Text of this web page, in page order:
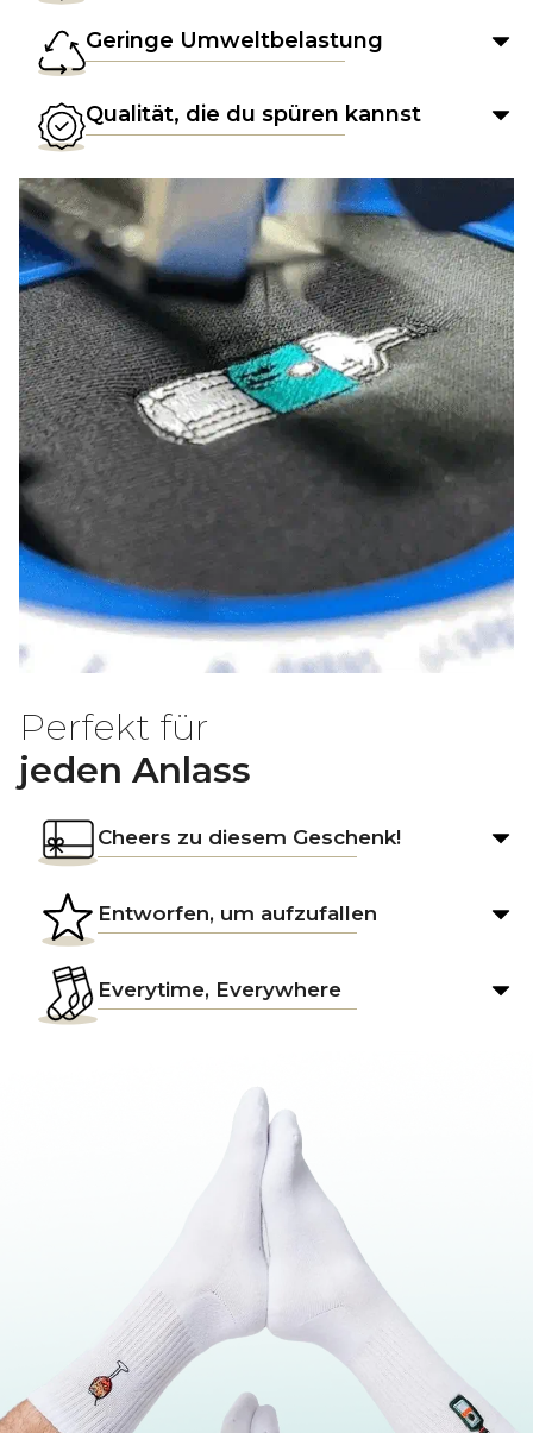
Geringe Umweltbelastung
Qualität, die du spüren kannst
Perfekt für
jeden Anlass
Cheers zu diesem Geschenk!
Entworfen, um aufzufallen
Everytime, Everywhere